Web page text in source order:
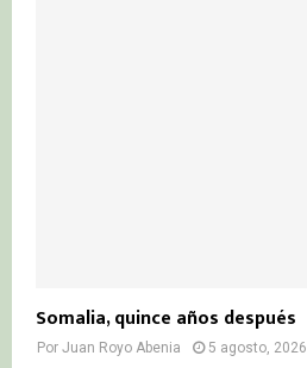
Somalia, quince años después
Por Juan Royo Abenia 5 agosto, 2026